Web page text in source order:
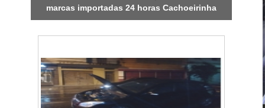
marcas importadas 24 horas Cachoeirinha